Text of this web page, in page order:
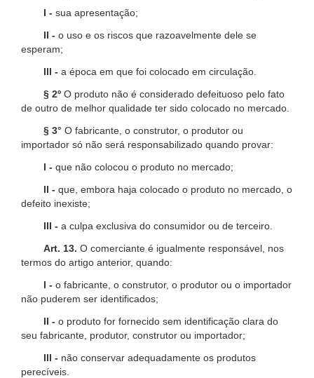
I - sua apresentação;
II - o uso e os riscos que razoavelmente dele se
esperam;
III - a época em que foi colocado em circulação.
§ 2º O produto não é considerado defeituoso pelo fato
de outro de melhor qualidade ter sido colocado no mercado.
§ 3° O fabricante, o construtor, o produtor ou
importador só não será responsabilizado quando provar:
I - que não colocou o produto no mercado;
II - que, embora haja colocado o produto no mercado, o
defeito inexiste;
III - a culpa exclusiva do consumidor ou de terceiro.
Art. 13. O comerciante é igualmente responsável, nos
termos do artigo anterior, quando:
I - o fabricante, o construtor, o produtor ou o importador
não puderem ser identificados;
II - o produto for fornecido sem identificação clara do
seu fabricante, produtor, construtor ou importador;
III - não conservar adequadamente os produtos
perecíveis.